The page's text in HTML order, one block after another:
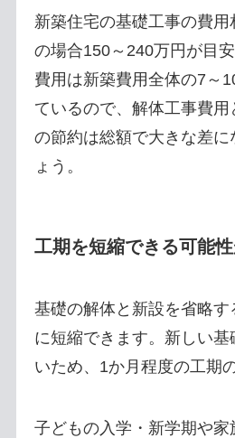
新築住宅の基礎工事の費
の場合150～240万円が目
費用は新築費用全体の7～
ているので、解体工事費用
の節約は総額で大きな差に
ょう。
工期を短縮できる可能
基礎の解体と新設を省略す
に短縮できます。新しい
いため、1か月程度の工期
子どもの入学・新学期や家